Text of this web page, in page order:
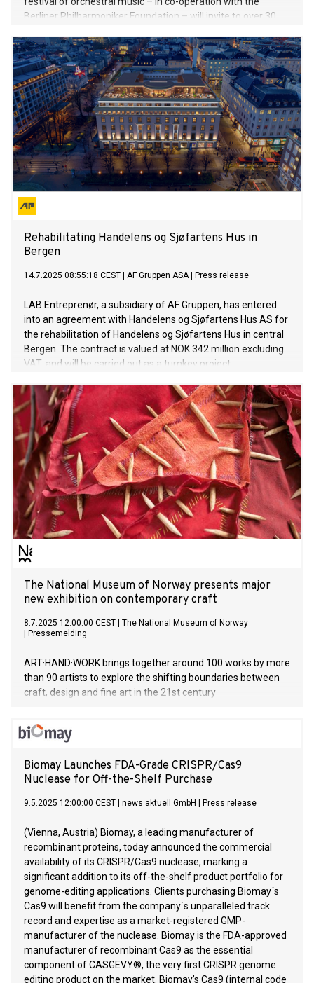
Berliner Philharmoniker Foundation – will invite to over 30
and Konzerthaus Berlin.
Rehabilitating Handelens og Sjøfartens Hus in
Bergen
14.7.2025 08:55:18 CEST AF Gruppen ASA| Press release
LAB Entreprenør, a subsidiary of AF Gruppen, has entered
into an agreement with Handelens og Sjøfartens Hus AS for
the rehabilitation of Handelens og Sjøfartens Hus in central
Bergen. The contract is valued at NOK 342 million excluding
VAT, and will be carried out as a turnkey project.
The National Museum of Norway presents major
new exhibition on contemporary craft
8.7.2025 12:00:00 CEST
The National Museum of Norway
Pressemelding
ART·HAND·WORK brings together around 100 works by more
than 90 artists to explore the shifting boundaries between
craft, design and fine art in the 21st century
Biomay Launches FDA-Grade CRISPR/Cas9
Nuclease for Off-the-Shelf Purchase
9.5.2025 12:00:00 CEST news aktuell GmbH Press release
(Vienna, Austria) Biomay, a leading manufacturer of
recombinant proteins, today announced the commercial
availability of its CRISPR/Cas9 nuclease, marking a
significant addition to its off-the-shelf product portfolio for
genome-editing applications. Clients purchasing Biomay´s
Cas9 will benefit from the company´s unparalleled track
record and expertise as a market-registered GMP-
manufacturer of the nuclease. Biomay is the FDA-approved
manufacturer of recombinant Cas9 as the essential
component of CASGEVY®, the very first CRISPR genome
editing product on the market. Biomay’s Cas9 (internal code